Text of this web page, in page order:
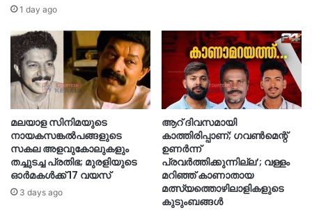
1 day ago
മലയാള സിനിമയുടെ
നായകസങ്കല്‍പങ്ങളുടെ
സകല അളവുകോലുകളും
തച്ചുടച്ച പ്രതിഭ; മുരളിയുടെ
ഓര്‍മകള്‍ക്ക് 17 വയസ്
3 days ago
ആറ് ദിവസമായി
കാത്തിരിപ്പാണ്; ഗവണ്‍മെന്റ്
ഉണര്‍ന്ന്
പ്രവര്‍ത്തിക്കുന്നില്ല’; വള്ളം
മറിഞ്ഞ് കാണാതായ
മത്സ്യത്തൊഴിലാളികളുടെ
കുടുംബങ്ങള്‍